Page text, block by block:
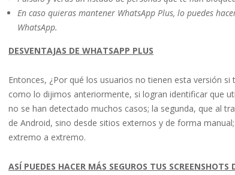
En caso quieras mantener WhatsApp Plus, lo puedes
WhatsApp.
DESVENTAJAS DE WHATSAPP PLUS
Entonces, ¿Por qué los usuarios no tienen esta versión
como lo dijimos anteriormente, si logran identificar que
no se han detectado muchos casos; la segunda, que al
de Android, sino desde sitios externos y de forma
extremo a extremo.
ASÍ PUEDES HACER MÁS SEGUROS TUS SCREENSHOTS